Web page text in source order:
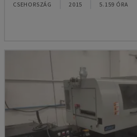
CSEHORSZÁG 2015 5.159 ÓRA